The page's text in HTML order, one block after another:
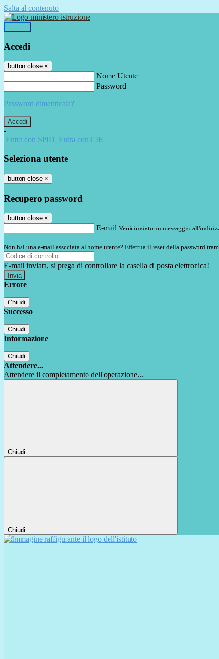
Salta al contenuto
Accedi
button close ×
Nome Utente
Password
Password dimenticata?
-
Entra con SPID Entra con CIE
Seleziona utente
button close ×
Recupero password
button close ×
E-mail Verrà inviato un messaggio
Non hai una e-mail associata al nome utente? Effettua il reset della password
E-mail inviata, si prega di controllare la casella di posta elettronica!
Errore
Chiudi
Successo
Chiudi
Informazione
Chiudi
Attendere...
Attendere il completamento dell'operazione...
Chiudi
Chiudi